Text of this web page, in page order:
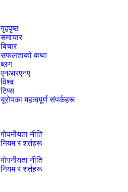
गृहपृष्ठ
समाचार
बिचार
सफलताको कथा
ब्लग
एनआरएनए
विश्व
टिप्स
यूरोपका महत्वपूर्ण संपर्कहरू
गोपनीयता नीति
नियम र शर्तहरू
गोपनीयता नीति
नियम र शर्तहरू